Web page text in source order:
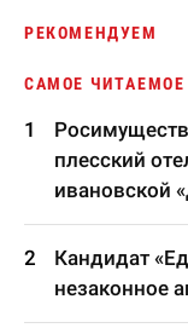
РЕКОМЕНДУЕМ
САМОЕ ЧИТАЕМОЕ
плесский
ивановской
Кандидат
незаконное